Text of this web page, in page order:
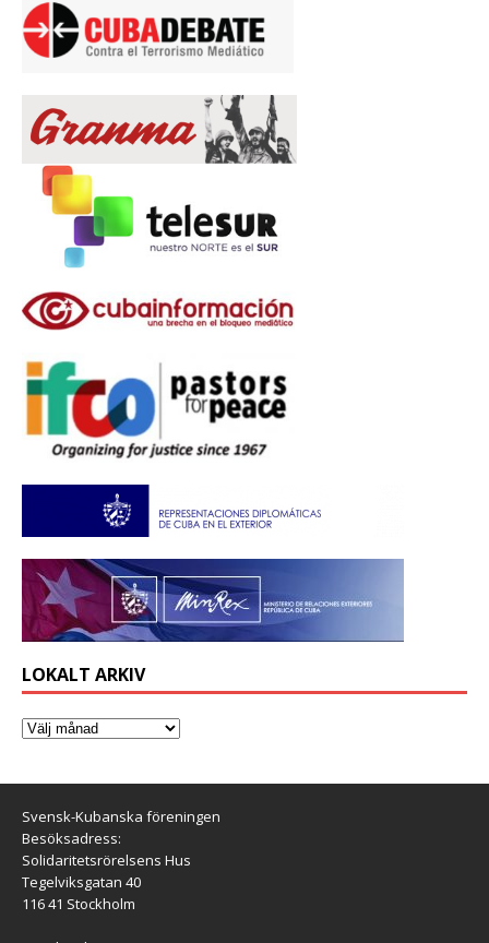
LOKALT ARKIV
Svensk-Kubanska föreningen
Besöksadress:
Solidaritetsrörelsens Hus
Tegelviksgatan 40
116 41 Stockholm